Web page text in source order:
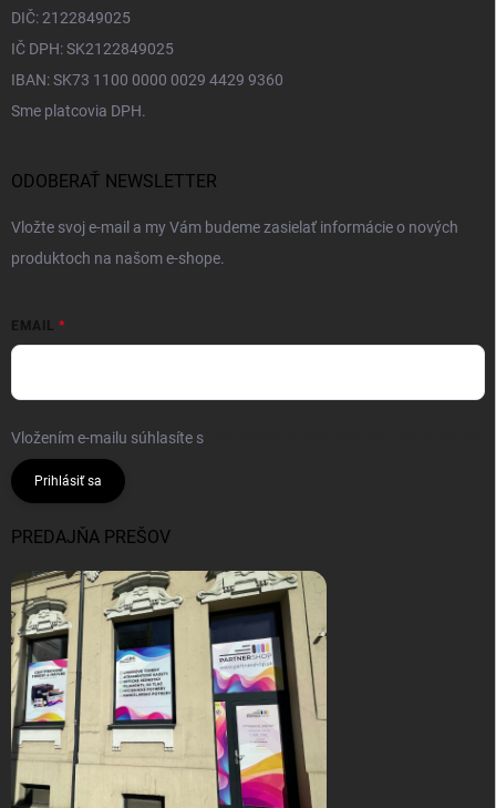
DIČ: 2122849025
IČ DPH: SK2122849025
IBAN: SK73 1100 0000 0029 4429 9360
Sme platcovia DPH.
ODOBERAŤ NEWSLETTER
Vložte svoj e-mail a my Vám budeme zasielať informácie o nových
produktoch na našom e-shope.
EMAIL
Vložením e-mailu súhlasíte s
Prihlásiť sa
PREDAJŇA PREŠOV